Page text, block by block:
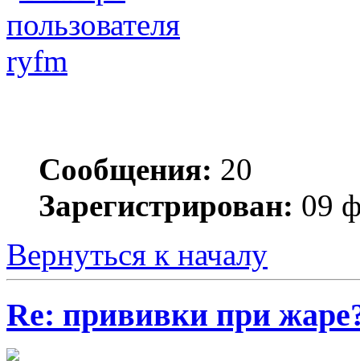
ryfm
Сообщения: 20
Зарегистрирован: 09
Вернуться к началу
Re: прививки при